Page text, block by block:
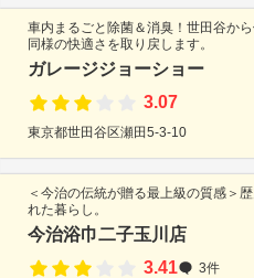
車内まるごと除菌＆消臭！世田谷か
同様の快適さを取り戻します。
ガレージジョーショー
3.07
東京都世田谷区瀬田5-3-10
＜今治の伝統が贈る最上級の質感＞
れた暮らし。
今治浴巾二子玉川店
3.41
3件